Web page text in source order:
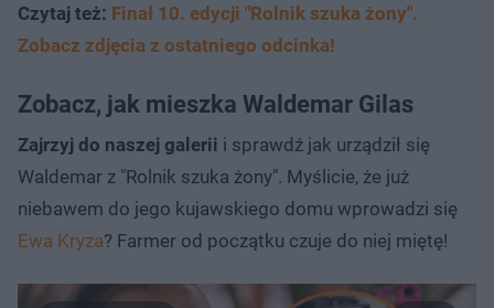
Czytaj też: Finał 10. edycji "Rolnik szuka żony".
Zobacz zdjęcia z ostatniego odcinka!
Zobacz, jak mieszka Waldemar Gilas
Zajrzyj do naszej galerii i sprawdź jak urządził się
Waldemar z "Rolnik szuka żony". Myślicie, że już
niebawem do jego kujawskiego domu wprowadzi się
Ewa Kryza? Farmer od początku czuje do niej miętę!